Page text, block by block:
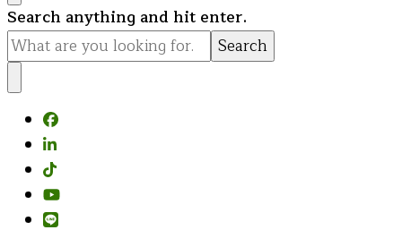
Looking
for
Something?
Search anything and hit enter.